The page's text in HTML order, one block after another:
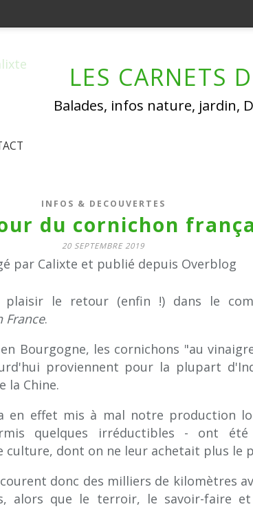
LES CARNETS
Balades, infos nature, jardin,
INFOS & DECOUVERTES
du cornichon
20 SEPTEMBRE 2019
par Calixte et publié depuis Overblog
plaisir le retour (enfin !) dans le
France.
Bourgogne, les cornichons "au
proviennent pour la plupart
la Chine.
en effet mis à mal notre production
quelques irréductibles - ont été
culture, dont on ne leur achetait plus le
donc des milliers de kilomètres
alors que le terroir, le savoir-faire